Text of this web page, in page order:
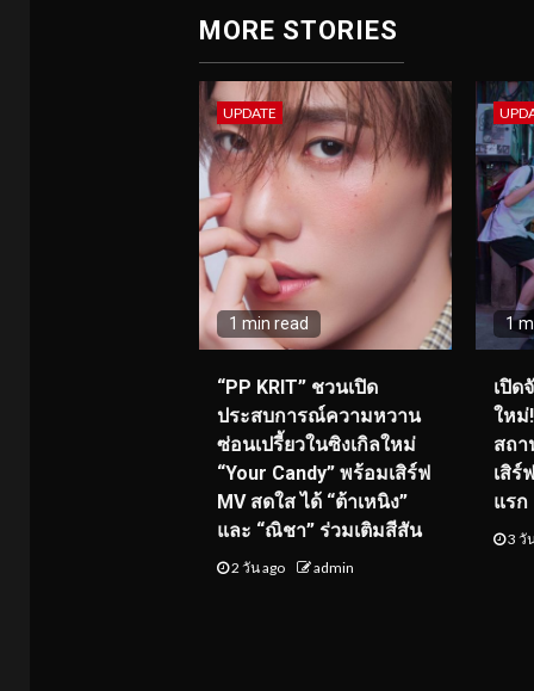
MORE STORIES
UPDATE
1 min read
“PP KRIT” ชวนเปิด
ประสบการณ์ความหวาน
ซ่อนเปรี้ยวในซิงเกิลใหม่
“Your Candy” พร้อมเสิร์ฟ
MV สดใส ได้ “ต้าเหนิง”
และ “ณิชา” ร่วมเติมสีสัน
2 วัน ago admin
1
เปิด
ใหม่!
สถา
เสิร์
แรก
3 วั